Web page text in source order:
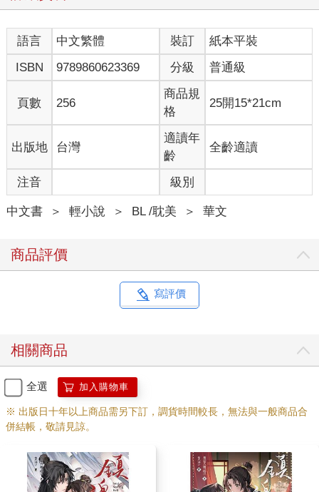
語言 中文繁體 裝訂
紙本平裝
ISBN
9789860623369 分級 普通級
頁數 256
商品規
格
25開15*21cm
出版地 台灣
適讀年
齡
全齡適讀
注音 級別
中文書 ＞ 輕小說 ＞ BL /耽美 ＞ 華文
商品評價
寫評價
相關商品
全選 加入購物車
※ 出版日十年以上商品需另下訂，調貨時間較長，無法與一般商品合
併結帳，敬請見諒。